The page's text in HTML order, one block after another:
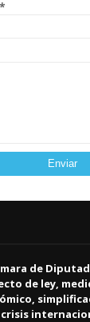
*
de
de ley,
crisis